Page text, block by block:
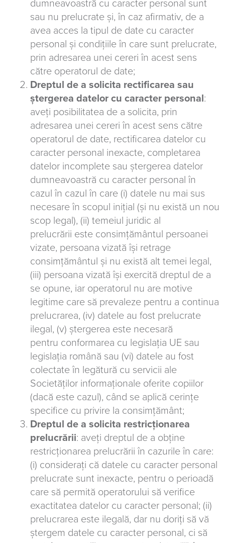
dumneavoastră cu caracter personal sunt
sau nu prelucrate și, în caz afirmativ, de a
avea acces la tipul de date cu caracter
personal și condițiile în care sunt prelucrate,
prin adresarea unei cereri în acest sens
către operatorul de date;
Dreptul de a solicita rectificarea sau
ștergerea datelor cu caracter personal:
aveți posibilitatea de a solicita, prin
adresarea unei cereri în acest sens către
operatorul de date, rectificarea datelor cu
caracter personal inexacte, completarea
datelor incomplete sau ștergerea datelor
dumneavoastră cu caracter personal în
cazul în cazul în care (i) datele nu mai sus
necesare în scopul inițial (și nu există un nou
scop legal), (ii) temeiul juridic al
prelucrării este consimțământul persoanei
vizate, persoana vizată își retrage
consimțământul și nu există alt temei legal,
(iii) persoana vizată își exercită dreptul de a
se opune, iar operatorul nu are motive
legitime care să prevaleze pentru a continua
prelucrarea, (iv) datele au fost prelucrate
ilegal, (v) ștergerea este necesară
pentru conformarea cu legislația UE sau
legislația română sau (vi) datele au fost
colectate în legătură cu servicii ale
Societăților informaționale oferite copiilor
(dacă este cazul), când se aplică cerințe
specifice cu privire la consimțământ;
Dreptul de a solicita restricționarea
prelucrării: aveți dreptul de a obține
restricționarea prelucrării în cazurile în care:
(i) considerați că datele cu caracter personal
prelucrate sunt inexacte, pentru o perioadă
care să permită operatorului să verifice
exactitatea datelor cu caracter personal; (ii)
prelucrarea este ilegală, dar nu doriți să vă
ștergem datele cu caracter personal, ci să